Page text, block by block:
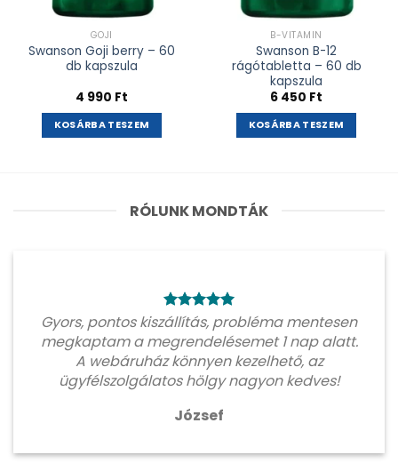
GOJI
Swanson Goji berry – 60
db kapszula
4 990 Ft
KOSÁRBA TESZEM
B-VITAMIN
Swanson B-12
rágótabletta – 60 db
kapszula
6 450 Ft
KOSÁRBA TESZEM
RÓLUNK MONDTÁK
Gyors, pontos kiszállítás, probléma mentesen
megkaptam a megrendelésemet 1 nap alatt.
A webáruház könnyen kezelhető, az
ügyfélszolgálatos hölgy nagyon kedves!
József